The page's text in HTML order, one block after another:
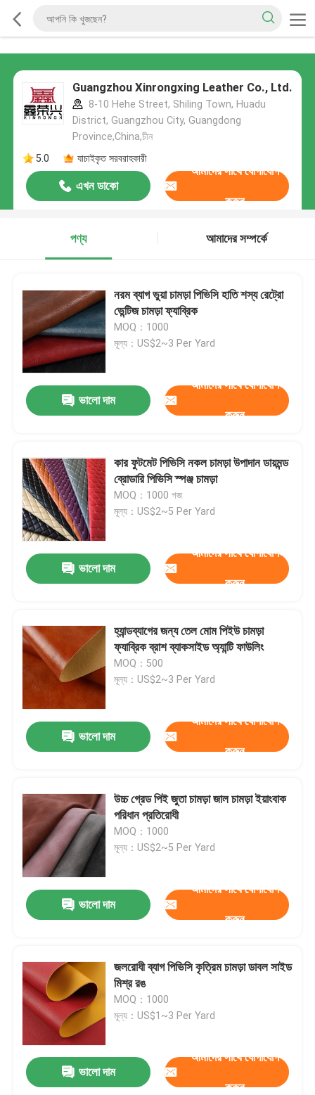
Guangzhou Xinrongxing Leather Co., Ltd.
8-10 Hehe Street, Shiling Town, Huadu
District, Guangzhou City, Guangdong
Province,China,চীন
5.0
যাচাইকৃত সরবরাহকারী
এখন ডাকো
আমাদের সাথে যোগাযোগ
করুন
পণ্য আমাদের সম্পর্কে
নরম ব্যাগ ভুয়া চামড়া পিভিসি হাতি শস্য রেট্রো
ভেন্টিজ চামড়া ফ্যাব্রিক
MOQ：1000
মূল্য：US$2~3 Per Yard
ভালো দাম
আমাদের সাথে যোগাযোগ
করুন
কার ফুটমেট পিভিসি নকল চামড়া উপাদান ডায়মন্ড
ব্রোডারি পিভিসি স্পঞ্জ চামড়া
MOQ：1000 গজ
মূল্য：US$2~5 Per Yard
ভালো দাম
আমাদের সাথে যোগাযোগ
করুন
হ্যান্ডব্যাগের জন্য তেল মোম পিইউ চামড়া
ফ্যাব্রিক ব্রাশ ব্যাকসাইড অ্যান্টি ফাউলিং
MOQ：500
মূল্য：US$2~3 Per Yard
ভালো দাম
আমাদের সাথে যোগাযোগ
করুন
উচ্চ গ্রেড পিই জুতা চামড়া জাল চামড়া ইয়াংবাক
পরিধান প্রতিরোধী
MOQ：1000
মূল্য：US$2~5 Per Yard
ভালো দাম
আমাদের সাথে যোগাযোগ
করুন
জলরোধী ব্যাগ পিভিসি কৃত্রিম চামড়া ডাবল সাইড
মিশ্র রঙ
MOQ：1000
মূল্য：US$1~3 Per Yard
ভালো দাম
আমাদের সাথে যোগাযোগ
করুন